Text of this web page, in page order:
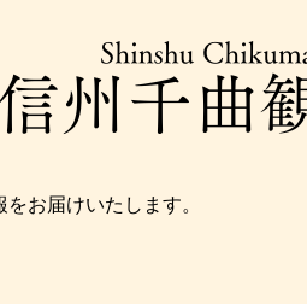
お届けいたします。